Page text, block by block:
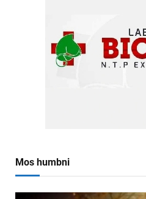
Mos humbni